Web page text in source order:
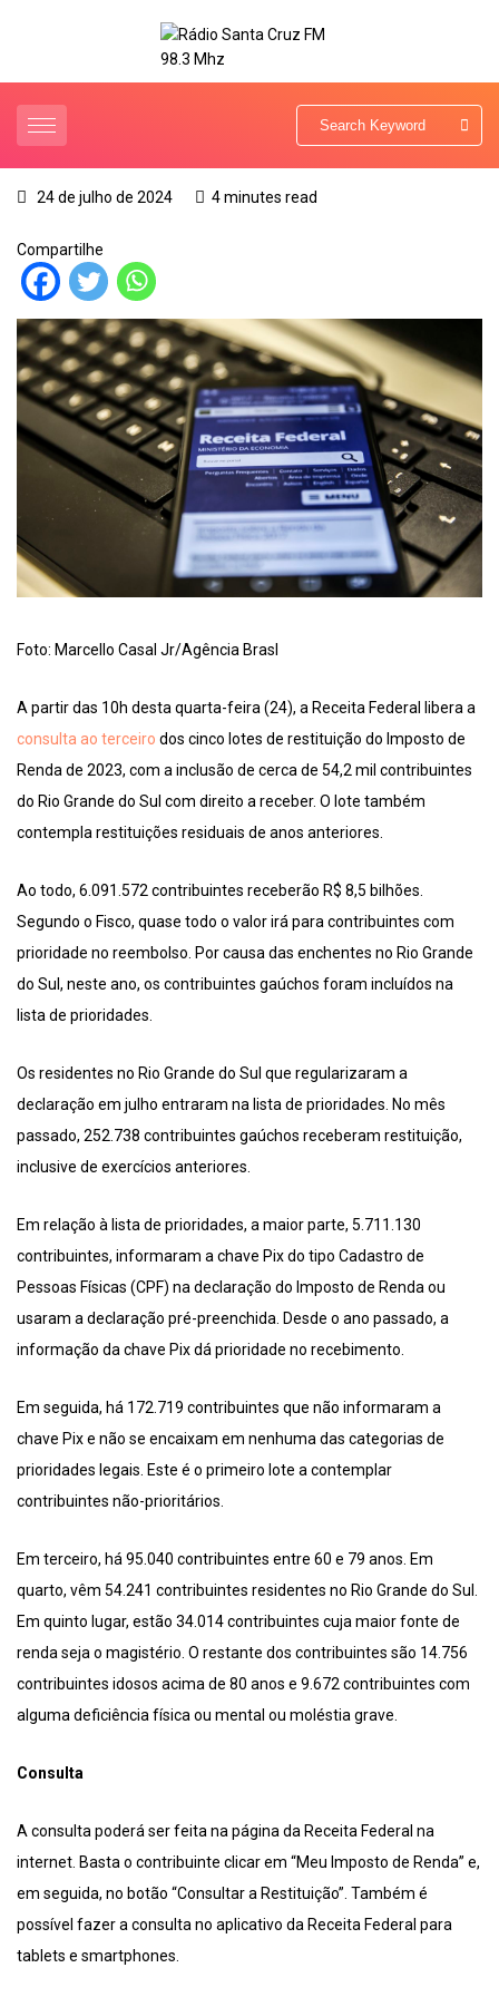
24 de julho de 2024 4 minutes read
Compartilhe
Foto: Marcello Casal Jr/Agência Brasl
A partir das 10h desta quarta-feira (24), a Receita Federal libera a
consulta ao terceiro dos cinco lotes de restituição do Imposto de
Renda de 2023, com a inclusão de cerca de 54,2 mil contribuintes
do Rio Grande do Sul com direito a receber. O lote também
contempla restituições residuais de anos anteriores.
Ao todo, 6.091.572 contribuintes receberão R$ 8,5 bilhões.
Segundo o Fisco, quase todo o valor irá para contribuintes com
prioridade no reembolso. Por causa das enchentes no Rio Grande
do Sul, neste ano, os contribuintes gaúchos foram incluídos na
lista de prioridades.
Os residentes no Rio Grande do Sul que regularizaram a
declaração em julho entraram na lista de prioridades. No mês
passado, 252.738 contribuintes gaúchos receberam restituição,
inclusive de exercícios anteriores.
Em relação à lista de prioridades, a maior parte, 5.711.130
contribuintes, informaram a chave Pix do tipo Cadastro de
Pessoas Físicas (CPF) na declaração do Imposto de Renda ou
usaram a declaração pré-preenchida. Desde o ano passado, a
informação da chave Pix dá prioridade no recebimento.
Em seguida, há 172.719 contribuintes que não informaram a
chave Pix e não se encaixam em nenhuma das categorias de
prioridades legais. Este é o primeiro lote a contemplar
contribuintes não-prioritários.
Em terceiro, há 95.040 contribuintes entre 60 e 79 anos. Em
quarto, vêm 54.241 contribuintes residentes no Rio Grande do Sul.
Em quinto lugar, estão 34.014 contribuintes cuja maior fonte de
renda seja o magistério. O restante dos contribuintes são 14.756
contribuintes idosos acima de 80 anos e 9.672 contribuintes com
alguma deficiência física ou mental ou moléstia grave.
Consulta
A consulta poderá ser feita na página da Receita Federal na
internet. Basta o contribuinte clicar em “Meu Imposto de Renda” e,
em seguida, no botão “Consultar a Restituição”. Também é
possível fazer a consulta no aplicativo da Receita Federal para
tablets e smartphones.